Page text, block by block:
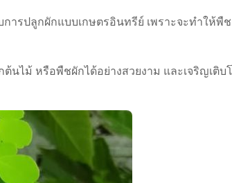
ารปลูกผักแบบเกษตรอินทรีย์ เพราะจะทำให้พืช
นไม้ หรือพืชผักได้อย่างสวยงาม และเจริญเติบ